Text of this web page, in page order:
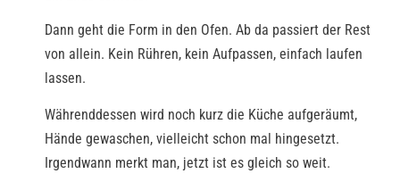
Dann geht die Form in den Ofen. Ab da passiert der Rest
von allein. Kein Rühren, kein Aufpassen, einfach laufen
lassen.
Währenddessen wird noch kurz die Küche aufgeräumt,
Hände gewaschen, vielleicht schon mal hingesetzt.
Irgendwann merkt man, jetzt ist es gleich so weit.